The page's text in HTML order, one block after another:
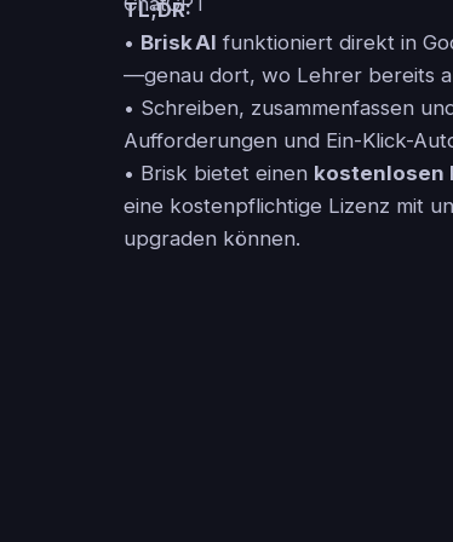
TL;DR:
• Brisk AI funktioniert direkt in
—genau dort, wo Lehrer bereits
• Schreiben, zusammenfassen
Aufforderungen und Ein-Klick-
• Brisk bietet einen kostenlosen
eine kostenpflichtige Lizenz mit
upgraden können.